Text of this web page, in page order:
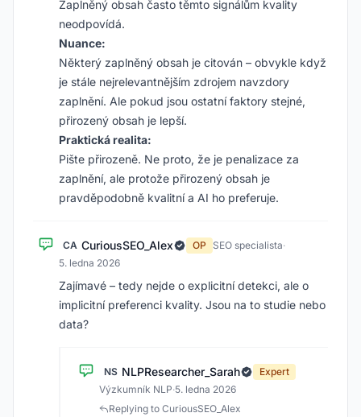
Zaplněný obsah často těmto signálům kvality
neodpovídá.
Nuance:
Některý zaplněný obsah je citován – obvykle když
je stále nejrelevantnějším zdrojem navzdory
zaplnění. Ale pokud jsou ostatní faktory stejné,
přirozený obsah je lepší.
Praktická realita:
Pište přirozeně. Ne proto, že je penalizace za
zaplnění, ale protože přirozený obsah je
pravděpodobně kvalitní a AI ho preferuje.
CA CuriousSEO_Alex OP SEO specialista·
5. ledna 2026
Zajímavé – tedy nejde o explicitní detekci, ale o
implicitní preferenci kvality. Jsou na to studie nebo
data?
NS NLPResearcher_Sarah
Expert
Výzkumník NLP·5. ledna 2026
Replying to CuriousSEO_Alex